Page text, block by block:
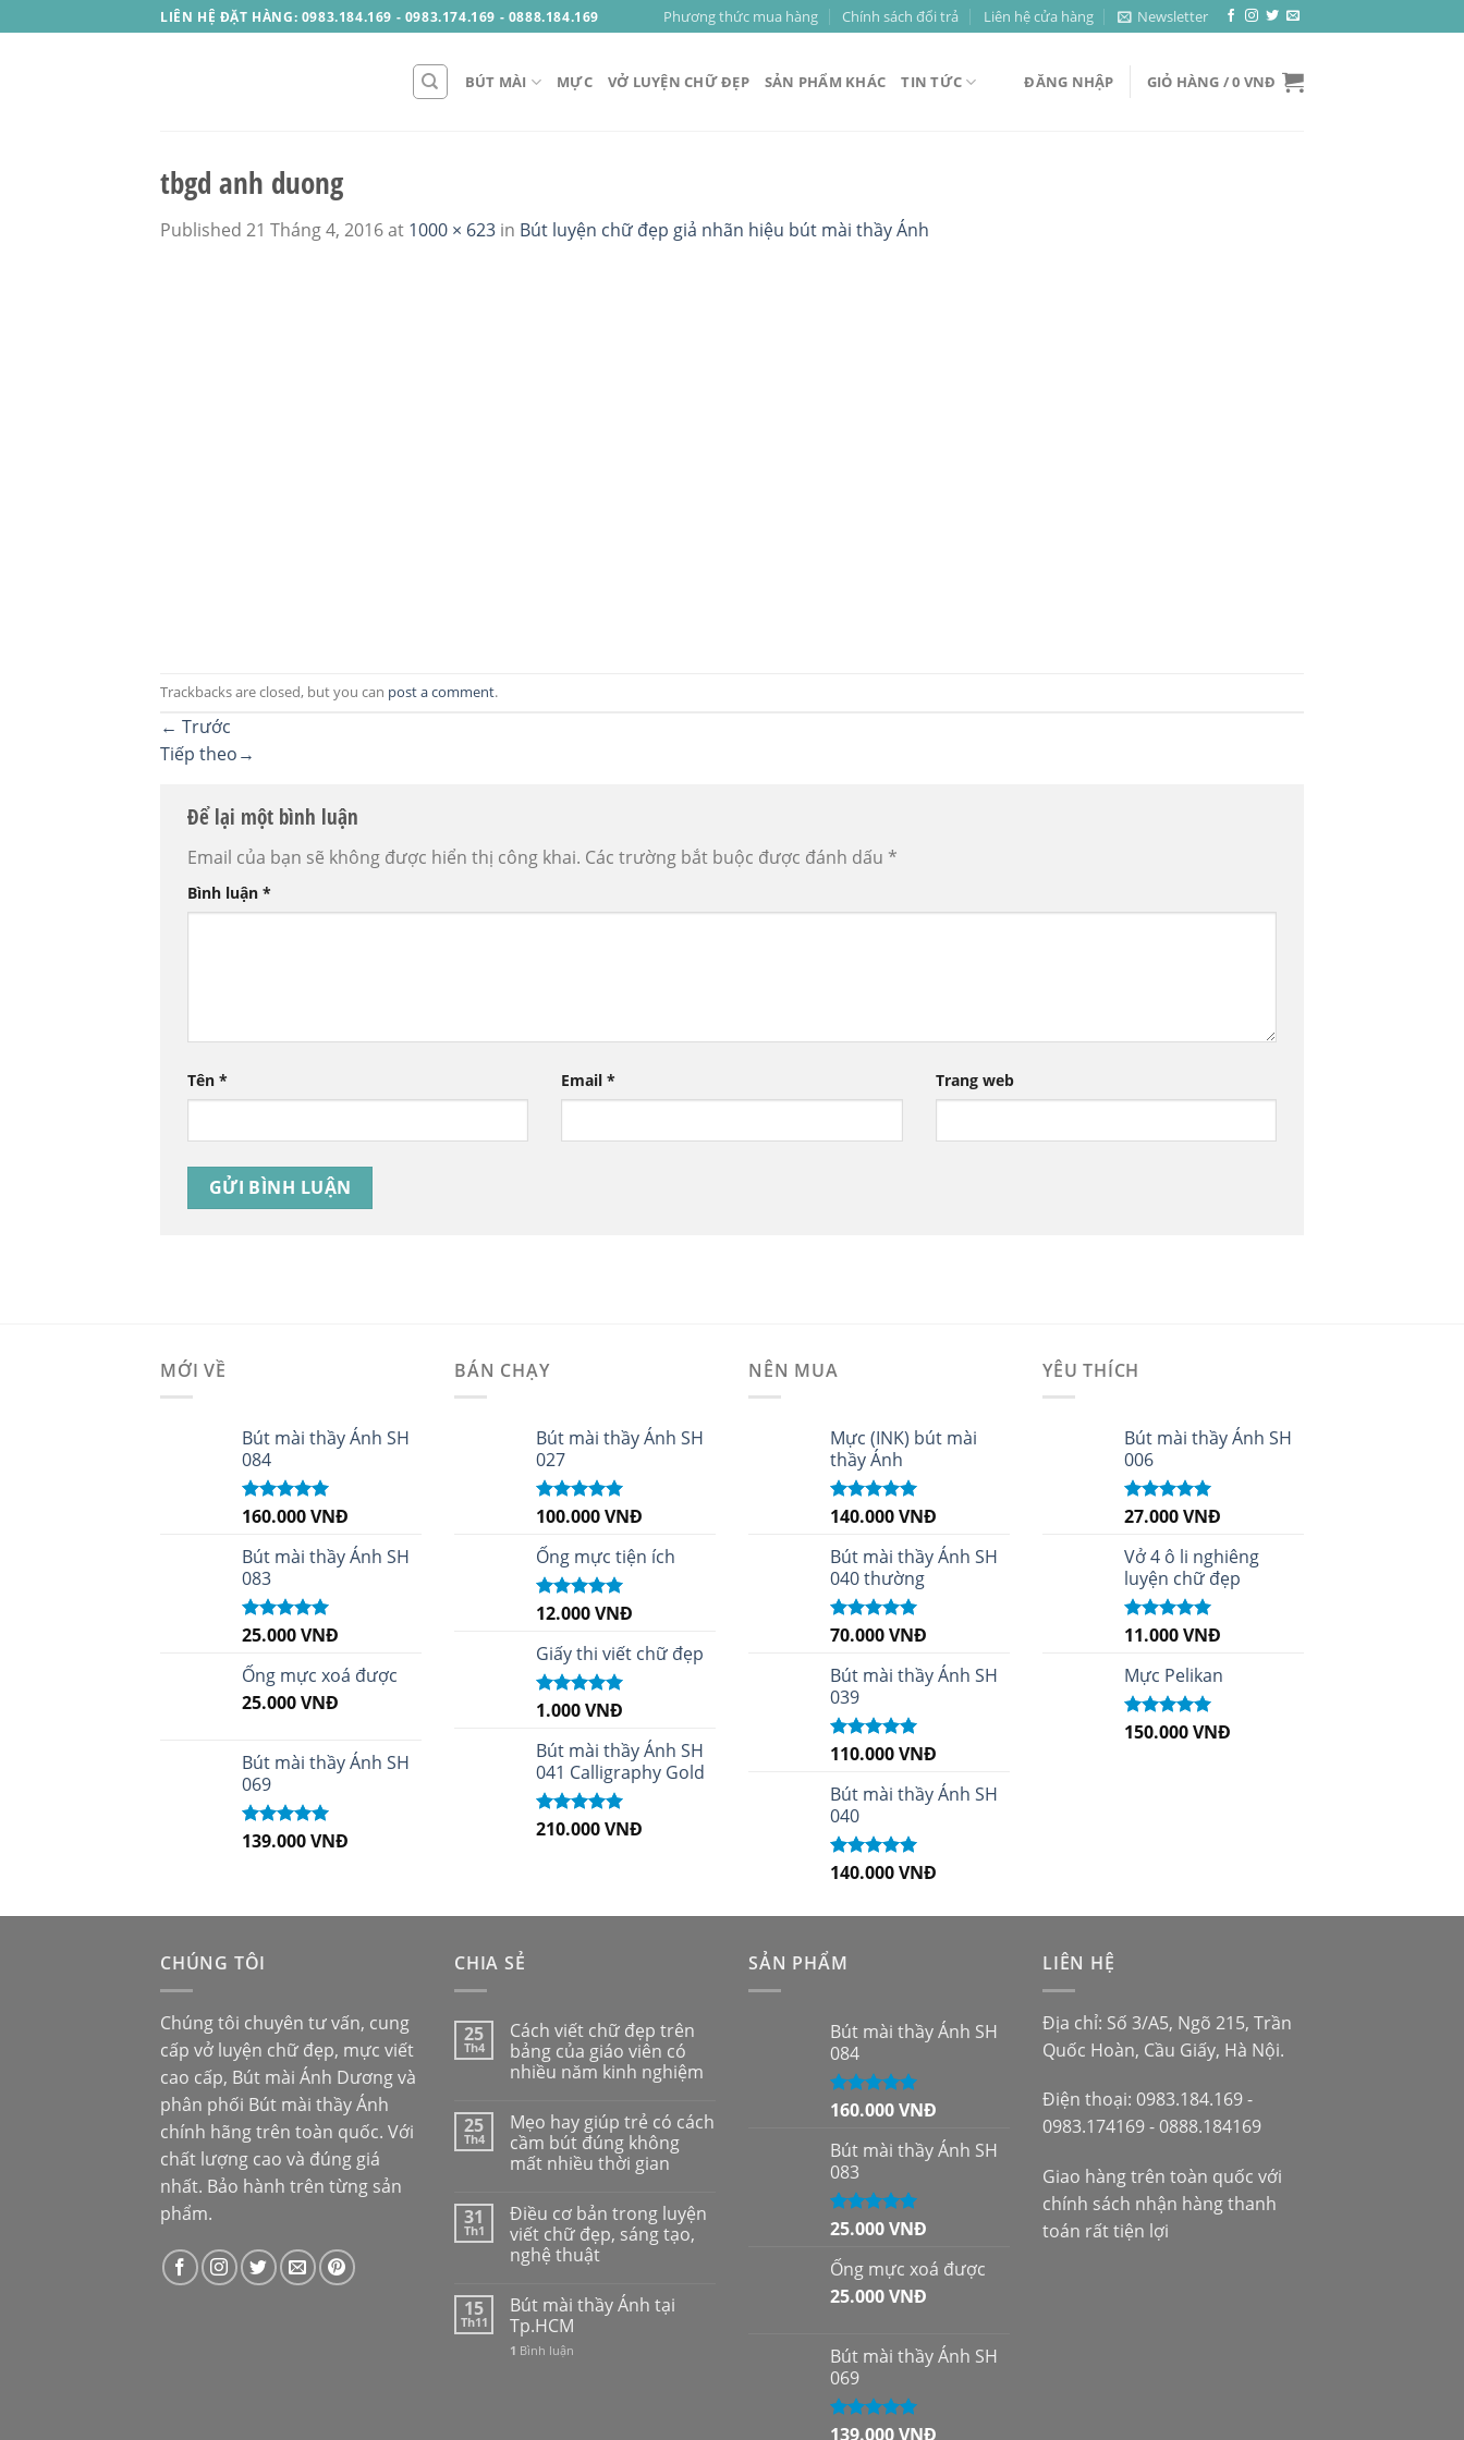
to
LIÊN HỆ ĐẶT HÀNG: 0983.184.169 - 0983.174.169 - 0888.184.169 Phương thức mua hàng Chính sách đổi trả Liên hệ cửa hàng Newsletter
BÚT MÀI MỰC VỞ LUYỆN CHỮ ĐẸP SẢN PHẨM KHÁC TIN TỨC ĐĂNG NHẬP GIỎ HÀNG /0 VNĐ
tbgd anh duong
Published 21 Tháng 4, 2016at 1000 × 623 in Bút luyện chữ đẹp giả nhãn hiệu bút mài thầy Ánh
Trackbacks are closed, but you can post a comment.
← Trước
Tiếp theo→
Để lại một bình luận
Email của bạn sẽ không được hiển thị công khai. Các trường bắt buộc được đánh dấu *
Bình luận *
Tên * Email* Trang web
MỚI VỀ
Bút mài thầy Ánh SH
084
Được xếp
sao
160.000VNĐ
Bút mài thầy Ánh SH
083
Được xếp
sao
25.000VNĐ
Ống mực xoá được
25.000VNĐ
Bút mài thầy Ánh SH
069
Được xếp
139.000VNĐ
BÁN CHẠY
Bút mài thầy Ánh SH
027
Được xếp
sao
100.000VNĐ
Ống mực tiện ích
Được xếp
sao
12.000VNĐ
Giấy thi viết chữ đẹp
Được xếp
sao
1.000VNĐ
Bút mài thầy Ánh SH
041 Calligraphy Gold
Được xếp
210.000VNĐ
NÊN MUA
Mực (INK) bút mài
thầy Ánh
Được xếp
sao
140.000VNĐ
Bút mài thầy Ánh SH
040 thường
Được xếp
sao
70.000VNĐ
Bút mài thầy Ánh SH
039
Được xếp
sao
110.000VNĐ
Bút mài thầy Ánh SH
040
Được xếp
140.000VNĐ
YÊU THÍCH
Bút mài thầy Ánh SH
006
Được xếp
sao
27.000VNĐ
Vở 4 ô li nghiêng
luyện chữ đẹp
Được xếp
sao
11.000VNĐ
Mực Pelikan
Được xếp
150.000VNĐ
CHÚNG TÔI
Chúng tôi chuyên tư vấn, cung
cấp vở luyện chữ đẹp, mực viết
cao cấp, Bút mài Ánh Dươngvà
phân phối Bút mài thầy Ánh
chính hãng trên toàn quốc. Với
chất lượng cao và đúng giá
nhất. Bảo hành trên từng sản
phẩm.
CHIA SẺ
25
Th4
Cách viết chữ đẹp trên
bảng của giáo viên có
nhiều năm kinh nghiệm
25
Th4
Mẹo hay giúp trẻ có cách
cầm bút đúng không
mất nhiều thời gian
31
Th1
Điều cơ bản trong luyện
viết chữ đẹp, sáng tạo,
nghệ thuật
15
Th11
Bút mài thầy Ánh tại
Tp.HCM
1 Bình luận
SẢN PHẨM
Bút mài thầy Ánh SH
084
Được xếp
sao
160.000VNĐ
Bút mài thầy Ánh SH
083
Được xếp
sao
25.000VNĐ
Ống mực xoá được
25.000VNĐ
Bút mài thầy Ánh SH
069
Được xếp
139.000VNĐ
LIÊN HỆ
Địa chỉ: Số 3/A5, Ngõ 215, Trần
Quốc Hoàn, Cầu Giấy, Hà Nội.
Điện thoại: 0983.184.169 -
0983.174169 - 0888.184169
Giao hàng trên toàn quốc với
chính sách nhận hàng thanh
toán rất tiện lợi